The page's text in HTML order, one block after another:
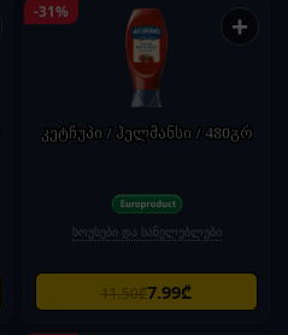
-31% +
კეტჩუპი / ჰელმანსი / 480გრ
სოუსები და სანელებლები
11.50₾7.99₾